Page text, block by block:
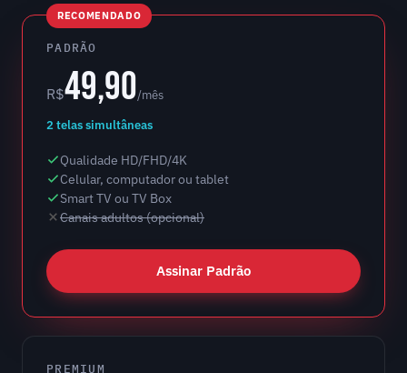
RECOMENDADO
PADRÃO
R$49,90/mês
2 telas simultâneas
Qualidade HD/FHD/4K
Celular, computador ou tablet
Smart TV ou TV Box
Canais adultos (opcional)
Assinar Padrão
PREMIUM